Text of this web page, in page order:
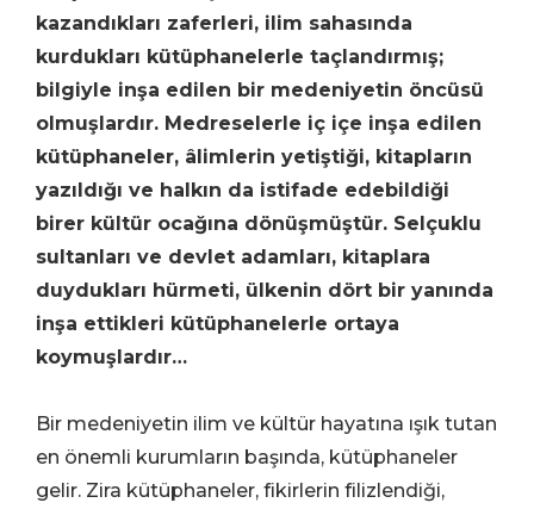
kazandıkları zaferleri, ilim sahasında
kurdukları kütüphanelerle taçlandırmış;
bilgiyle inşa edilen bir medeniyetin öncüsü
olmuşlardır. Medreselerle iç içe inşa edilen
kütüphaneler, âlimlerin yetiştiği, kitapların
yazıldığı ve halkın da istifade edebildiği
birer kültür ocağına dönüşmüştür. Selçuklu
sultanları ve devlet adamları, kitaplara
duydukları hürmeti, ülkenin dört bir yanında
inşa ettikleri kütüphanelerle ortaya
koymuşlardır…
Bir medeniyetin ilim ve kültür hayatına ışık tutan
en önemli kurumların başında, kütüphaneler
gelir. Zira kütüphaneler, fikirlerin filizlendiği,